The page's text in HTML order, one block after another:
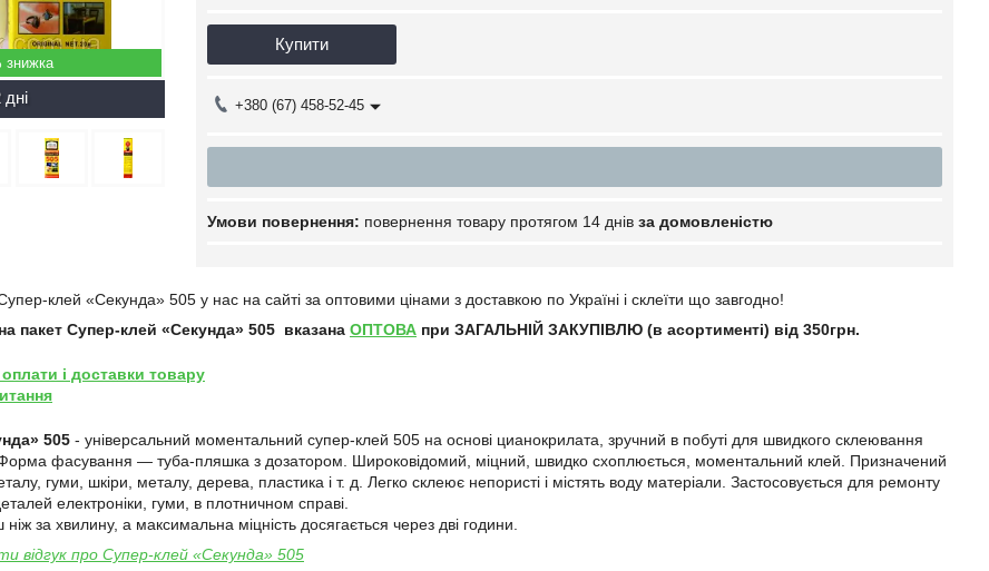
дні
Купити
+380 (67) 458-52-45
повернення товару протягом 14 днів за домовленістю
клей «Секунда» 505 у нас на сайті за оптовими цінами з доставкою по Україні і склеїти що завгодно!
пакет Супер-клей «Секунда» 505 вказана ОПТОВА при ЗАГАЛЬНІЙ ЗАКУПІВЛЮ (в асортименті) від 350грн.
і доставки товару
505 - універсальний моментальний супер-клей 505 на основі цианокрилата, зручний в побуті для швидкого склеювання
Форма фасування — туба-пляшка з дозатором. Широковідомий, міцний, швидко схоплюється, моментальний клей. Призначений
гуми, шкіри, металу, дерева, пластика і т. д. Легко склеює непористі і містять воду матеріали. Застосовується для ремонту
електроніки, гуми, в плотничном справі.
за хвилину, а максимальна міцність досягається через дві години.
відгук про Супер-клей «Секунда» 505